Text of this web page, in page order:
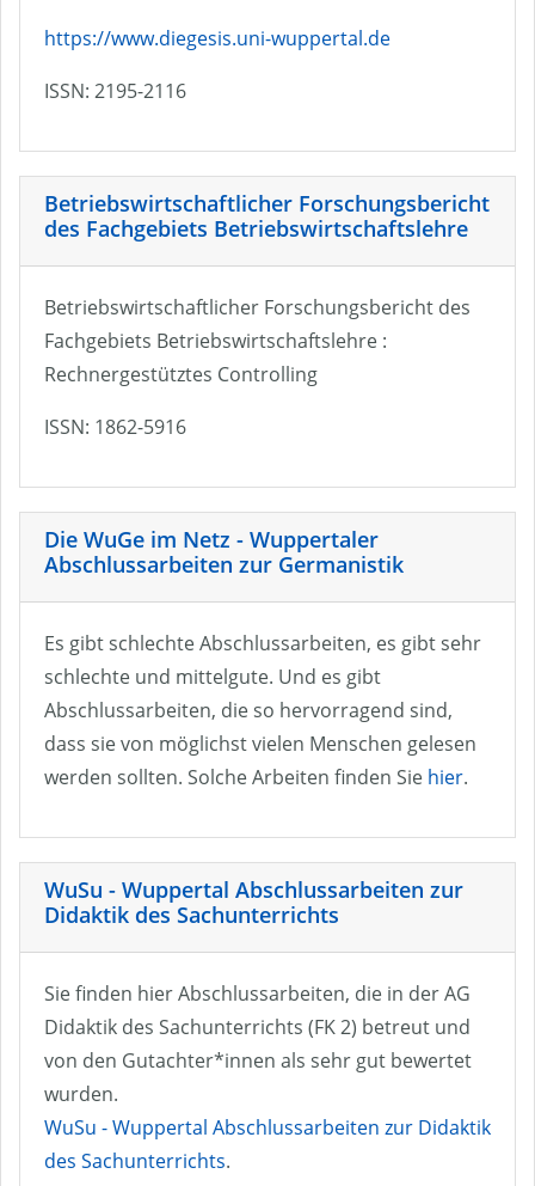
https://www.diegesis.uni-wuppertal.de
ISSN: 2195-2116
Betriebswirtschaftlicher Forschungsbericht
des Fachgebiets Betriebswirtschaftslehre
Betriebswirtschaftlicher Forschungsbericht des
Fachgebiets Betriebswirtschaftslehre :
Rechnergestütztes Controlling
ISSN: 1862-5916
Die WuGe im Netz - Wuppertaler
Abschlussarbeiten zur Germanistik
Es gibt schlechte Abschlussarbeiten, es gibt sehr
schlechte und mittelgute. Und es gibt
Abschlussarbeiten, die so hervorragend sind,
dass sie von möglichst vielen Menschen gelesen
werden sollten. Solche Arbeiten finden Sie hier.
WuSu - Wuppertal Abschlussarbeiten zur
Didaktik des Sachunterrichts
Sie finden hier Abschlussarbeiten, die in der AG
Didaktik des Sachunterrichts (FK 2) betreut und
von den Gutachter*innen als sehr gut bewertet
wurden.
WuSu - Wuppertal Abschlussarbeiten zur Didaktik
des Sachunterrichts.